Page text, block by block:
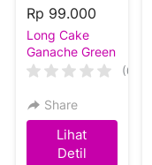
Rp 99.000
Long Cake
Ganache Green
Tea
(0)
Share
Lihat
Detil